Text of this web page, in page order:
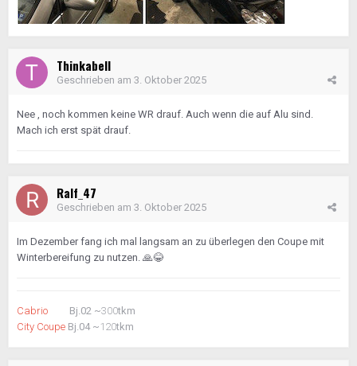
Thinkabell
Geschrieben am 3. Oktober 2025
Nee , noch kommen keine WR drauf. Auch wenn die auf Alu sind.
Mach ich erst spät drauf.
Ralf_47
Geschrieben am 3. Oktober 2025
Im Dezember fang ich mal langsam an zu überlegen den Coupe mit
Winterbereifung zu nutzen. 🙏😂
Cabrio Bj.02 ~300tkm
City Coupe Bj.04 ~120tkm